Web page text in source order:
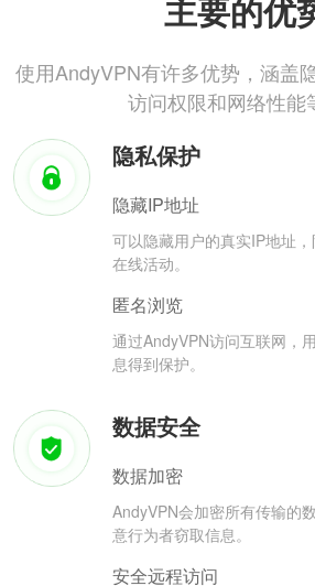
主要的优
使用AndyVPN有许多优势，涵盖
访问权限和网络性能
隐私保护
隐藏IP地址
可以隐藏用户的真实IP地址
在线活动。
匿名浏览
通过AndyVPN访问互联网，
息得到保护。
数据安全
数据加密
AndyVPN会加密所有传输的
意行为者窃取信息。
安全远程访问